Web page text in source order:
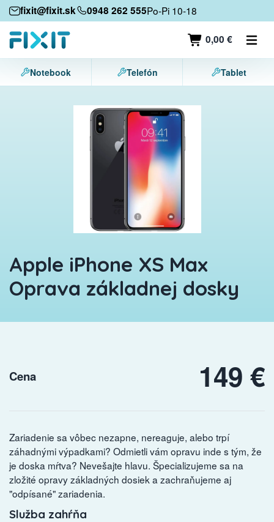
fixit@fixit.sk 0948 262 555Po-Pi 10-18
0,00 €
Mobilné zariadenia
Mobilné telefóny
Tablety
Notebook Telefón Tablet
Apple iPhone XS Max
Oprava základnej dosky
Cena 149 €
Zariadenie sa vôbec nezapne, nereaguje, alebo trpí
záhadnými výpadkami? Odmietli vám opravu inde s tým, že
je doska mŕtva? Nevešajte hlavu. Špecializujeme sa na
zložité opravy základných dosiek a zachraňujeme aj
"odpísané" zariadenia.
Služba zahŕňa